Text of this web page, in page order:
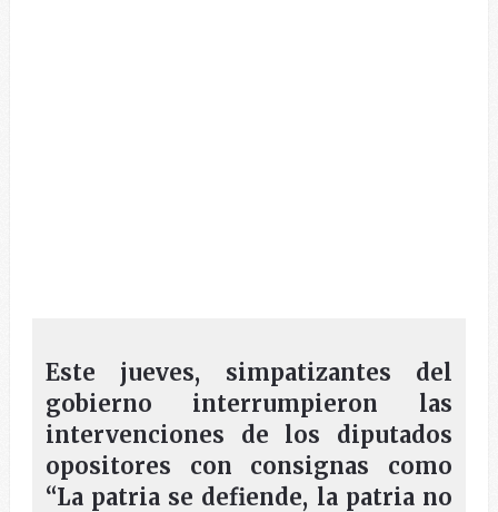
Este jueves, simpatizantes del
gobierno interrumpieron las
intervenciones de los diputados
opositores con consignas como
“La patria se defiende, la patria no